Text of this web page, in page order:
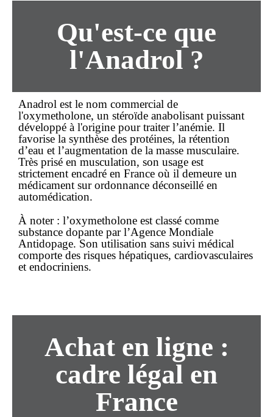
Qu'est-ce que
l'Anadrol ?
Anadrol est le nom commercial de
l'oxymetholone, un stéroïde anabolisant puissant
développé à l'origine pour traiter l’anémie. Il
favorise la synthèse des protéines, la rétention
d’eau et l’augmentation de la masse musculaire.
Très prisé en musculation, son usage est
strictement encadré en France où il demeure un
médicament sur ordonnance déconseillé en
automédication.
À noter : l’oxymetholone est classé comme
substance dopante par l’Agence Mondiale
Antidopage. Son utilisation sans suivi médical
comporte des risques hépatiques, cardiovasculaires
et endocriniens.
Achat en ligne :
cadre légal en
France